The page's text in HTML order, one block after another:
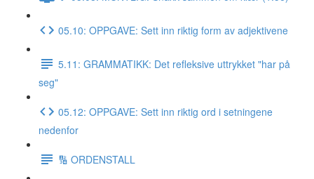
05.10: OPPGAVE: Sett inn riktig form av adjektivene
5.11: GRAMMATIKK: Det refleksive uttrykket "har på
seg"
05.12: OPPGAVE: Sett inn riktig ord i setningene
nedenfor
🔢 ORDENSTALL